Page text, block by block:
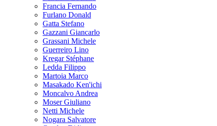
Francia Fernando
Furlano Donald
Gatta Stefano
Gazzani Giancarlo
Grassani Michele
Guerreiro Lino
Kregar Stéphane
Ledda Filippo
Martoia Marco
Masakado Ken'ichi
Moncalvo Andrea
Moser Giuliano
Netti Michele
Nogara Salvatore